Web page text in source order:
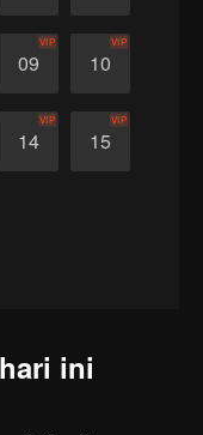
09
VIP
10
VIP
14
VIP
15
VIP
ini